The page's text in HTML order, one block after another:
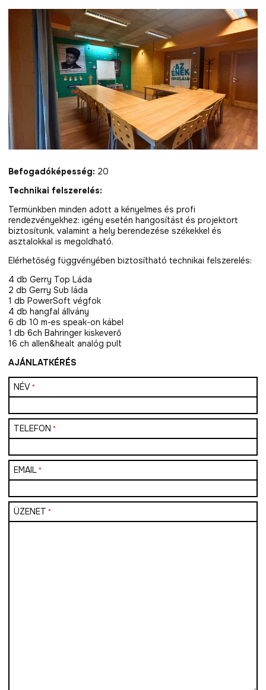
Befogadóképesség: 20
Technikai felszerelés:
Termünkben minden adott a kényelmes és profi
rendezvényekhez: igény esetén hangosítást és projektort
biztosítunk, valamint a hely berendezése székekkel és
asztalokkal is megoldható.
Elérhetőség függvényében biztosítható technikai felszerelés:
4 db Gerry Top Láda
2 db Gerry Sub láda
1 db PowerSoft végfok
4 db hangfal állvány
6 db 10 m-es speak-on kábel
1 db 6ch Bahringer kiskeverő
16 ch allen&healt analóg pult
AJÁNLATKÉRÉS
NÉV*
TELEFON *
EMAIL*
ÜZENET *